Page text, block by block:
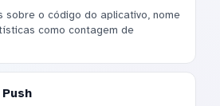
sobre o código do aplicativo, nome
como contagem de